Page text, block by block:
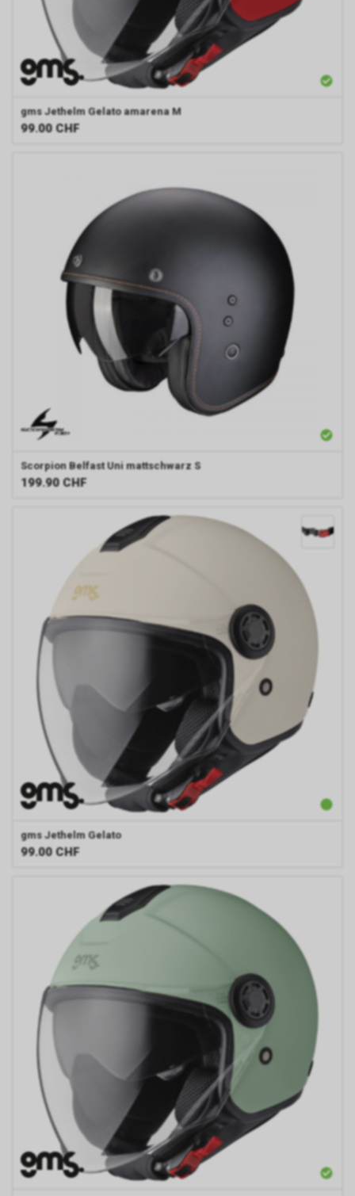
gms Jethelm Gelato amarena M
99.00 CHF
Scorpion Belfast Uni mattschwarz S
199.90 CHF
gms Jethelm Gelato
99.00 CHF